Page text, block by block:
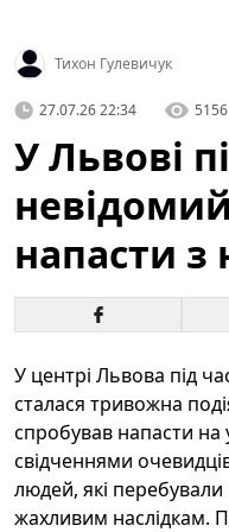
Тихон Гулевичук
27.07.26 22:34 5156
У Львові
напасти
У центрі Львова під
сталася тривожна
спробував напасти на
свідченнями
людей, які
жахливим наслідкам.